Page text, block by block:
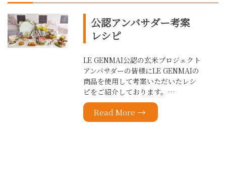
公認アンバサダー考案
レシピ
LE GENMAI公認の玄米プロジェクト
アンバサダーの皆様にLE GENMAIの
商品を使用して考案いただいたレシ
ピをご紹介しております。…
Read More